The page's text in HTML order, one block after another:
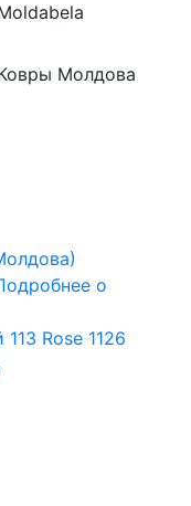
Молдова
о
Rose 1126